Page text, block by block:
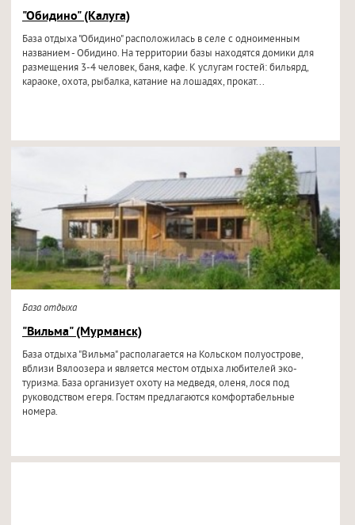
"Обидино" (Калуга)
База отдыха "Обидино" расположилась в селе с одноименным
названием - Обидино. На территории базы находятся домики для
размещения 3-4 человек, баня, кафе. К услугам гостей: бильярд,
караоке, охота, рыбалка, катание на лошадях, прокат...
База отдыха
"Вильма" (Мурманск)
База отдыха "Вильма" располагается на Кольском полуострове,
вблизи Вялоозера и является местом отдыха любителей эко-
туризма. База организует охоту на медведя, оленя, лося под
руководством егеря. Гостям предлагаются комфортабельные
номера.